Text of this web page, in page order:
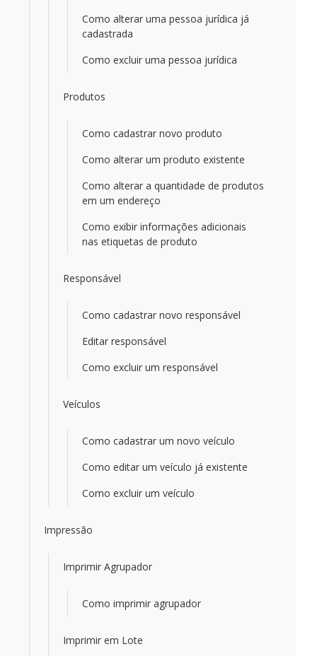
Como alterar uma pessoa jurídica já
cadastrada
Como excluir uma pessoa jurídica
Produtos
Como cadastrar novo produto
Como alterar um produto existente
Como alterar a quantidade de produtos
em um endereço
Como exibir informações adicionais
nas etiquetas de produto
Responsável
Como cadastrar novo responsável
Editar responsável
Como excluir um responsável
Veículos
Como cadastrar um novo veículo
Como editar um veículo já existente
Como excluir um veículo
Impressão
Imprimir Agrupador
Como imprimir agrupador
Imprimir em Lote